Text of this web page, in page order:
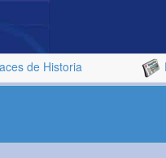
de Historia